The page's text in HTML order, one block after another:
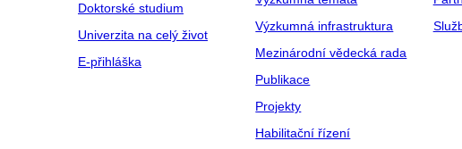
Doktorské studium
Univerzita na celý život
E-přihláška
Výzkumná infrastruktura
Mezinárodní vědecká rada
Publikace
Projekty
Habilitační řízení